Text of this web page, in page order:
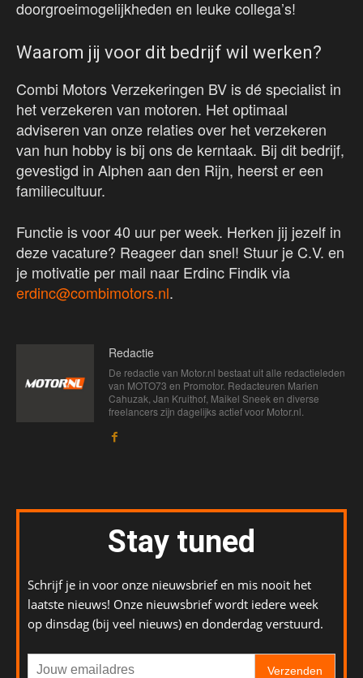
doorgroeimogelijkheden en leuke collega’s!
Waarom jij voor dit bedrijf wil werken?
Combi Motors Verzekeringen BV is dé specialist in
het verzekeren van motoren. Het optimaal
adviseren van onze relaties over het verzekeren
van hun hobby is bij ons de kerntaak. Bij dit bedrijf,
gevestigd in Alphen aan den Rijn, heerst er een
familiecultuur.
Functie is voor 40 uur per week. Herken jij jezelf in
deze vacature? Reageer dan snel! Stuur je C.V. en
je motivatie per mail naar Erdinc Findik via
erdinc@combimotors.nl.
Redactie
De redactie van Motor.nl bestaat uit alle redactieleden
van MOTO73 en Promotor. Redacteuren Marien
Cahuzak, Jan Kruithof, Maikel Sneek en diverse
freelancers zijn dagelijks actief voor Motor.nl.
Stay tuned
Schrijf je in voor onze nieuwsbrief en mis nooit het
laatste nieuws! Onze nieuwsbrief wordt iedere week
op dinsdag (bij veel nieuws) en donderdag verstuurd.
Verzenden